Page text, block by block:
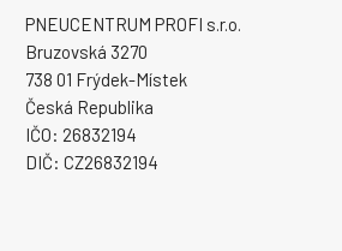
PNEUCENTRUM PROFI s.r.o.
Bruzovská 3270
738 01 Frýdek-Místek
Česká Republika
IČO: 26832194
DIČ: CZ26832194